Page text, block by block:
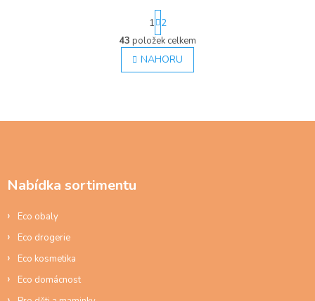
O
v
l
t
r
á
n
k
n
1 2
43 položek celkem
NAHORU
Nabídka sortimentu
Eco obaly
Eco drogerie
Eco kosmetika
Eco domácnost